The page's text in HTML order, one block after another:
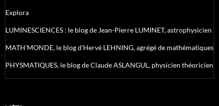
Explora
LUMINESCIENCES : le blog de Jean-Pierre LUMINET, astrophysicien
MATH'MONDE, le blog d'Hervé LEHNING, agrégé de mathématiques
PHYSMATIQUES, le blog de Claude ASLANGUL, physicien théoricien